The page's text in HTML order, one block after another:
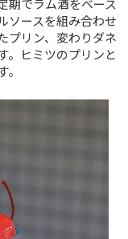
期でラム酒をベース
ソースを組み合わせ
プリン、変わりダネ
。ヒミツのプリンと